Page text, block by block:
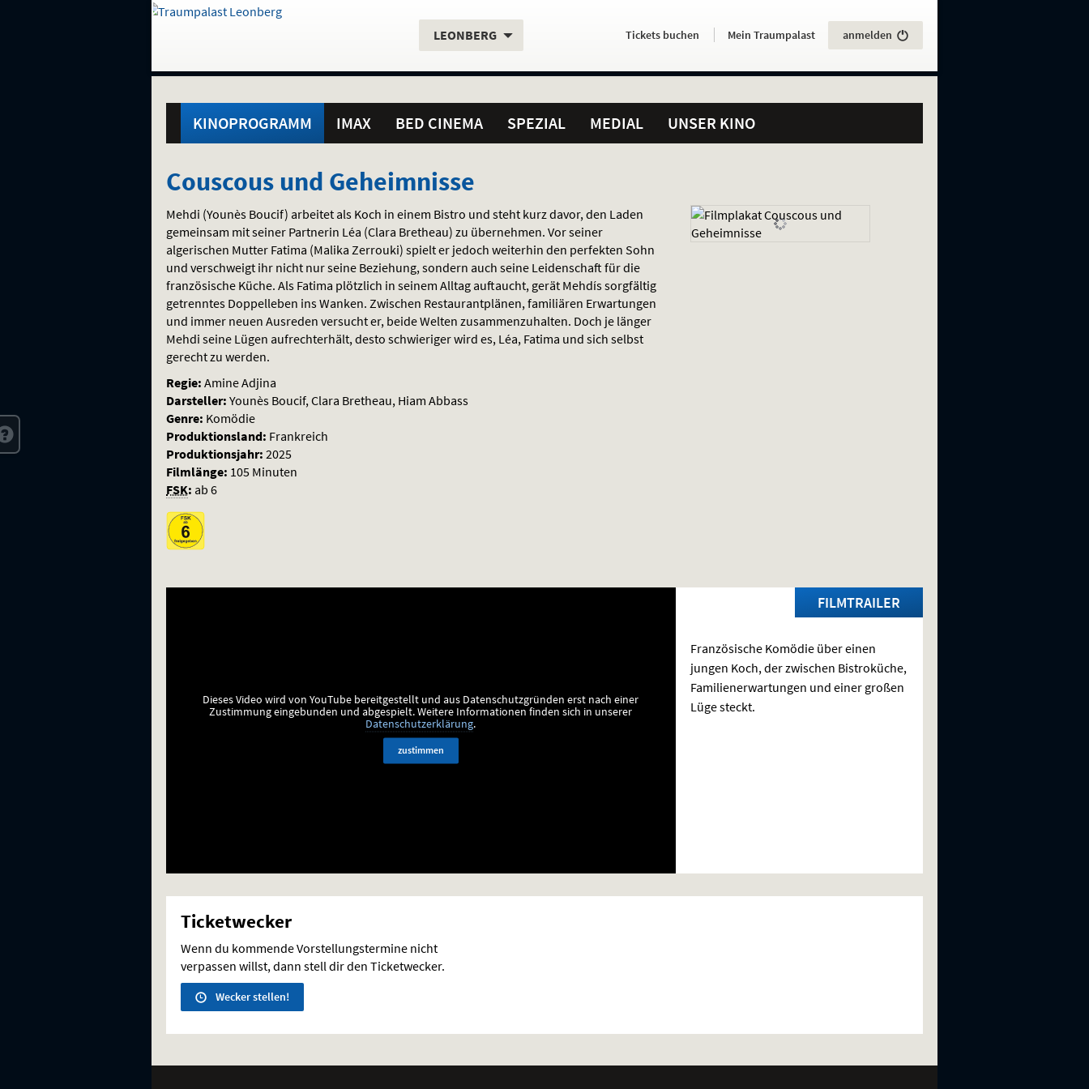
direkt
Inhalt
Menü
und
Gehe
Standortauswahl
Aktueller
LEONBERG. Servicefunktionen
Aktuelles
HierTickets buchen . Mein Traumpalast anmelden
KINOPROGRAMM IMAX BED CINEMA SPEZIAL MEDIAL UNSER KINO
Couscous
und
Geheimnisse
Couscous und Geheimnisse
Mehdi (Younès Boucif) arbeitet als Koch in einem Bistro und steht kurz davor, den Laden
gemeinsam mit seiner Partnerin Léa (Clara Bretheau) zu übernehmen. Vor seiner
algerischen Mutter Fatima (Malika Zerrouki) spielt er jedoch weiterhin den perfekten Sohn
und verschweigt ihr nicht nur seine Beziehung, sondern auch seine Leidenschaft für die
französische Küche. Als Fatima plötzlich in seinem Alltag auftaucht, gerät Mehdís sorgfältig
getrenntes Doppelleben ins Wanken. Zwischen Restaurantplänen, familiären Erwartungen
und immer neuen Ausreden versucht er, beide Welten zusammenzuhalten. Doch je länger
Mehdi seine Lügen aufrechterhält, desto schwieriger wird es, Léa, Fatima und sich selbst
gerecht zu werden.
Regie: Amine Adjina
Darsteller: Younès Boucif, Clara Bretheau, Hiam Abbass
Genre: Komödie
Produktionsland: Frankreich
Produktionsjahr: 2025
Filmlänge: 105 Minuten
FSK: ab 6
FILMTRAILER
Dieses Video wird von YouTube bereitgestellt und aus Datenschutzgründen erst nach einer
Zustimmung eingebunden und abgespielt.Weitere Informationen finden sich in unserer
Datenschutzerklärung.
zustimmen
Französische Komödie über einen
jungen Koch, der zwischen Bistroküche,
Familienerwartungen und einer großen
Lüge steckt.
Ticketwecker
Wenn du kommende Vorstellungstermine nicht
verpassen willst, dann stell dir den Ticketwecker.
Wecker stellen!